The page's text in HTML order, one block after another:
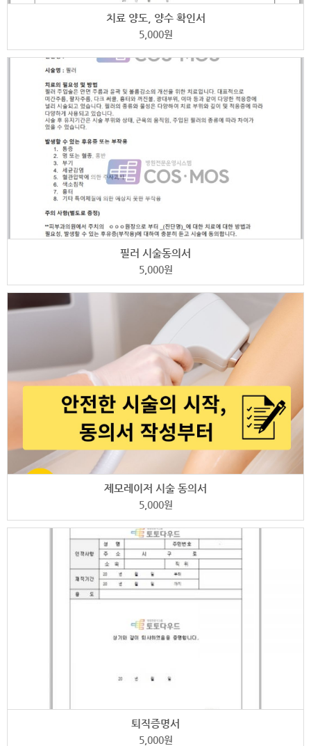
치료 양도, 양수 확인서
5,000원
필러 시술동의서
5,000원
제모레이저 시술 동의서
5,000원
퇴직증명서
5,000원